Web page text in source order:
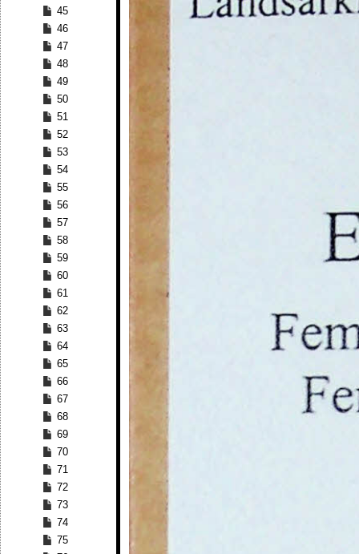
45
46
47
48
49
50
51
52
53
54
55
56
57
58
59
60
61
62
63
64
65
66
67
68
69
70
71
72
73
74
75